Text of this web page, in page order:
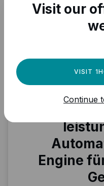
Engine
Visit our
VISIT
Continue